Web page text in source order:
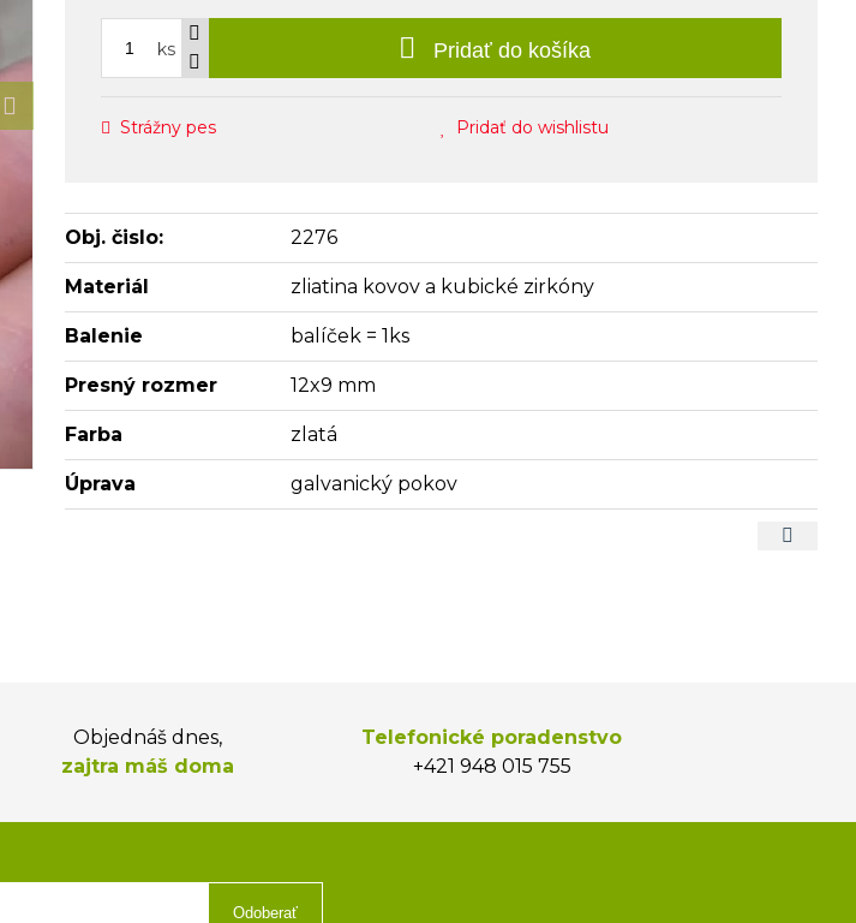
ks Pridať do košíka
Strážny pes Pridať do wishlistu
Obj. čislo: 2276
Materiál zliatina kovov a kubické zirkóny
Balenie balíček = 1ks
Presný rozmer 12x9 mm
Farba zlatá
Úprava galvanický pokov
Objednáš dnes,
zajtra máš doma
Telefonické poradenstvo
+421 948 015 755
Odoberať